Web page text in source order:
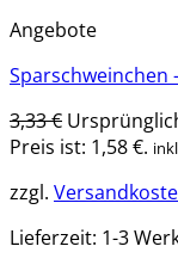
Angebote
Sparschweinchen
3,33€
Preis ist: 1,58 €.
zzgl.
Lieferzeit: 1-3